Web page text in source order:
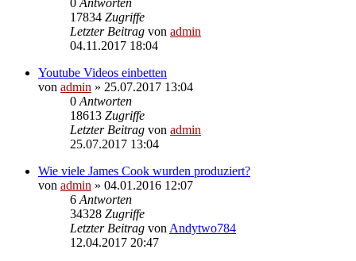
17834 Zugriffe
Letzter Beitrag von admin
04.11.2017 18:04
Youtube Videos einbetten
von admin » 25.07.2017 13:04
0 Antworten
18613 Zugriffe
Letzter Beitrag von admin
25.07.2017 13:04
Wie viele James Cook wurden produziert?
von admin » 04.01.2016 12:07
6 Antworten
34328 Zugriffe
Letzter Beitrag von Andytwo784
12.04.2017 20:47